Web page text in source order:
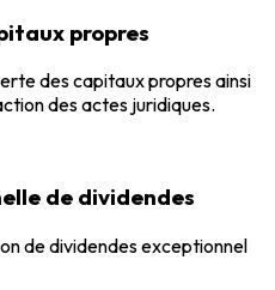
propres
des capitaux propres ainsi
des actes juridiques.
de dividendes
de dividendes exceptionnel